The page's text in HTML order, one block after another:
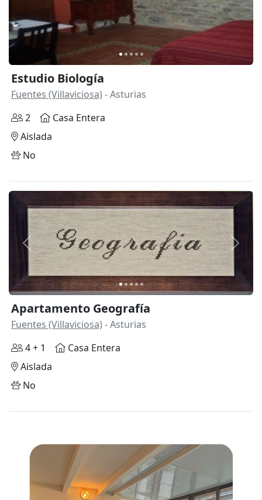
Estudio Biología
Fuentes (Villaviciosa) - Asturias
2
Casa Entera
Aislada
No
Anterior
Apartamento Geografía
Fuentes (Villaviciosa) - Asturias
4 + 1
Casa Entera
Aislada
No